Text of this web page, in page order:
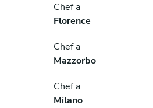
Chef a
Florence
Chef a
Mazzorbo
Chef a
Milano